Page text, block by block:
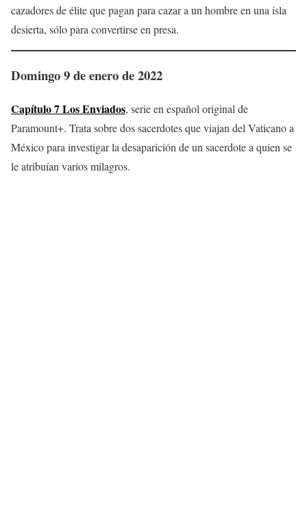
cazadores de élite que pagan para cazar a un hombre en una isla
desierta, sólo para convertirse en presa.
Domingo 9 de enero de 2022
Capítulo 7 Los Enviados, serie en español original de
Paramount+. Trata sobre dos sacerdotes que viajan del Vaticano a
México para investigar la desaparición de un sacerdote a quien se
le atribuían varios milagros.